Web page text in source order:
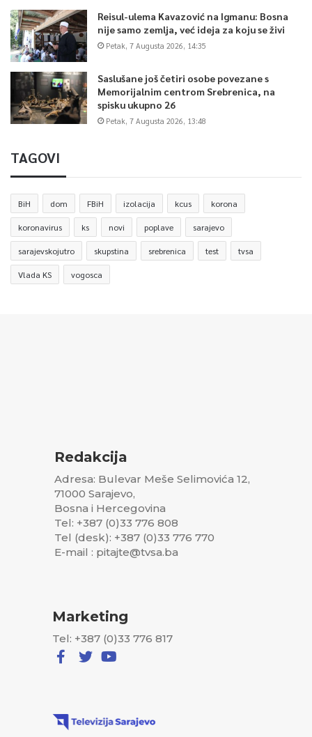
Reisul-ulema Kavazović na Igmanu: Bosna
nije samo zemlja, već ideja za koju se živi
Petak, 7 Augusta 2026, 14:35
Saslušane još četiri osobe povezane s
Memorijalnim centrom Srebrenica, na
spisku ukupno 26
Petak, 7 Augusta 2026, 13:48
TAGOVI
BiH dom FBiH izolacija kcus korona
koronavirus ks novi poplave sarajevo
sarajevskojutro skupstina srebrenica test tvsa
Vlada KS vogosca
Redakcija
Adresa: Bulevar Meše Selimovića 12,
71000 Sarajevo,
Bosna i Hercegovina
Tel: +387 (0)33 776 808
Tel (desk): +387 (0)33 776 770
E-mail : pitajte@tvsa.ba
Marketing
Tel: +387 (0)33 776 817